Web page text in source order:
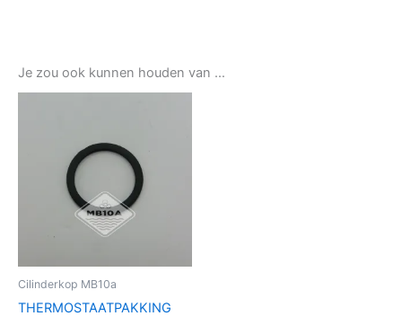
Je zou ook kunnen houden van …
Cilinderkop MB10a
THERMOSTAATPAKKING